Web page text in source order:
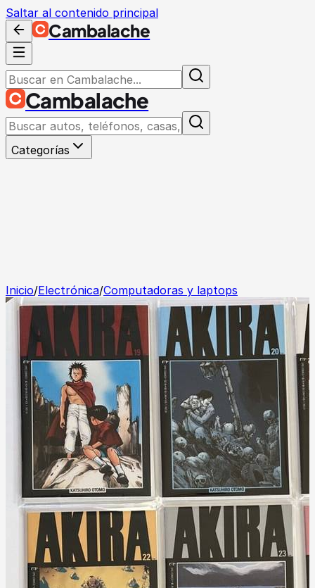
Saltar al contenido principal
Cambalache
Cambalache
Categorías
Inicio/Electrónica/Computadoras y laptops